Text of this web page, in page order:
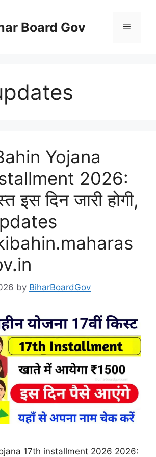
Board Gov Menu
Yojana
2026:
इस दिन जारी होगी,
by BiharBoardGov
17th installment 2026 2026: